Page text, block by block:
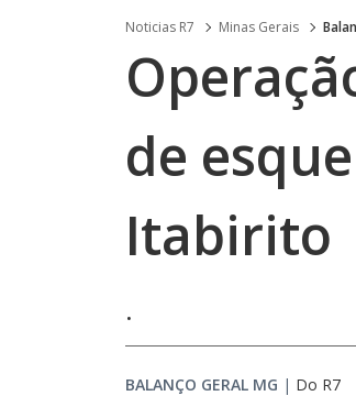
Noticias R7 Minas Gerais
de
Itabirito
.
BALANÇO GERAL MG | Do R7